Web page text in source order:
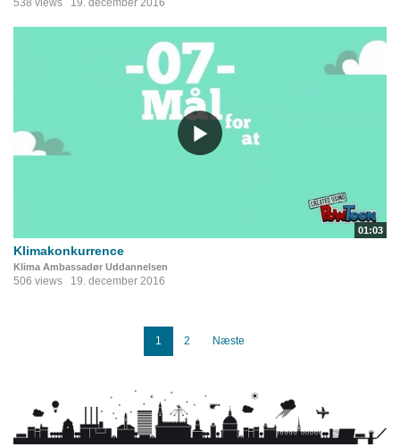
538 views 19. december 2016
01:03
Klimakonkurrence
Klima Ambassadør Uddannelsen
506 views 19. december 2016
1 2 Næste